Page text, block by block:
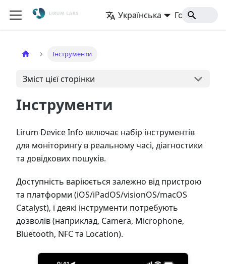
Українська Головна
Інструменти
Зміст цієї сторінки
Інструменти
Lirum Device Info включає набір інструментів
для моніторингу в реальному часі, діагностики
та довідкових пошуків.
Доступність варіюється залежно від пристрою
та платформи (iOS/iPadOS/visionOS/macOS
Catalyst), і деякі інструменти потребують
дозволів (наприклад, Camera, Microphone,
Bluetooth, NFC та Location).